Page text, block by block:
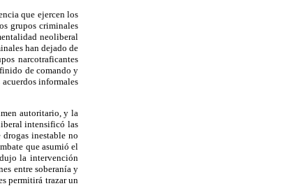
que ejercen los
grupos criminales
neoliberal
han dejado de
narcotraficantes
de comando y
informales
autoritario, y la
intensificó las
inestable no
que asumió el
la intervención
entre soberanía y
permitirá trazar un